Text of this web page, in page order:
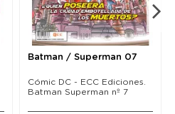
Batman / Superman 07
Cómic DC - ECC Ediciones.
Batman Superman nº 7